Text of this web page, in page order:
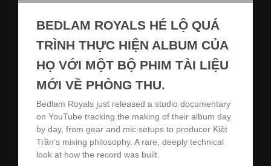
BEDLAM ROYALS HÉ LỘ QUÁ
TRÌNH THỰC HIỆN ALBUM CỦA
HỌ VỚI MỘT BỘ PHIM TÀI LIỆU
MỚI VỀ PHÒNG THU.
Bedlam Royals just released a studio documentary
on YouTube tracking the making of their album day
by day, from gear and mic setups to producer Kiệt
Trần’s mixing philosophy. A rare, deeply technical
look at how the record was built.